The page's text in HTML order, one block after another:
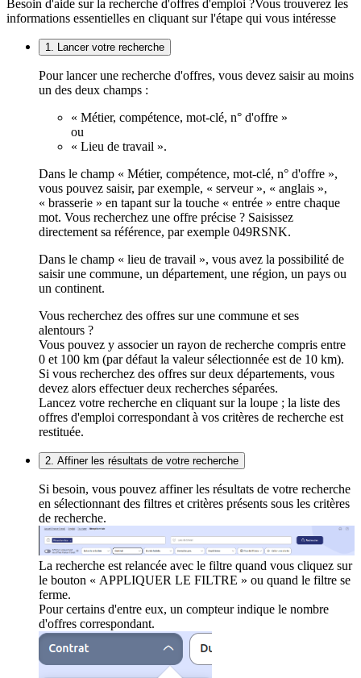
Besoin d'aide sur la recherche d'offres d'emploi ?Vous trouverez les
informations essentielles en cliquant sur l'étape qui vous intéresse
1. Lancer votre recherche
Pour lancer une recherche d'offres, vous devez saisir au moins
un des deux champs :
« Métier, compétence, mot-clé, n° d'offre »
ou
« Lieu de travail ».
Dans le champ « Métier, compétence, mot-clé, n° d'offre »,
vous pouvez saisir, par exemple, « serveur », « anglais »,
« brasserie » en tapant sur la touche « entrée » entre chaque
mot. Vous recherchez une offre précise ? Saisissez
directement sa référence, par exemple 049RSNK.
Dans le champ « lieu de travail », vous avez la possibilité de
saisir une commune, un département, une région, un pays ou
un continent.
Vous recherchez des offres sur une commune et ses
alentours ?
Vous pouvez y associer un rayon de recherche compris entre
0 et 100 km (par défaut la valeur sélectionnée est de 10 km).
Si vous recherchez des offres sur deux départements, vous
devez alors effectuer deux recherches séparées.
Lancez votre recherche en cliquant sur la loupe ; la liste des
offres d'emploi correspondant à vos critères de recherche est
restituée.
2. Affiner les résultats de votre recherche
Si besoin, vous pouvez affiner les résultats de votre recherche
en sélectionnant des filtres et critères présents sous les critères
de recherche.
La recherche est relancée avec le filtre quand vous cliquez sur
le bouton « APPLIQUER LE FILTRE » ou quand le filtre se
ferme.
Pour certains d'entre eux, un compteur indique le nombre
d'offres correspondant.